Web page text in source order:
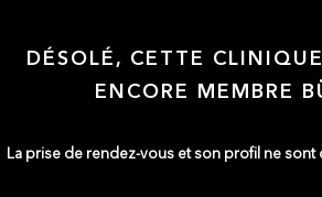
DÉSOLÉ, CETTE
ENCORE MEMBRE
La prise de rendez-vous et son profil ne sont